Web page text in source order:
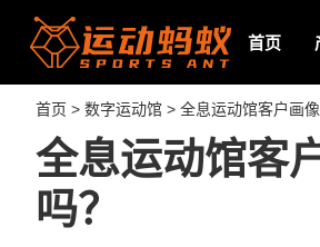
首页
首页 > 数字运动馆 > 全息运动馆客户画
全息运动馆客
吗？